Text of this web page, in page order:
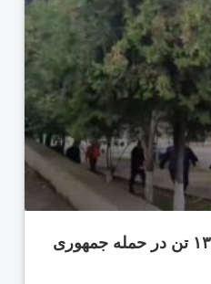
کشته و مجروح شدن ۱۳ تن در حمله جمهوری